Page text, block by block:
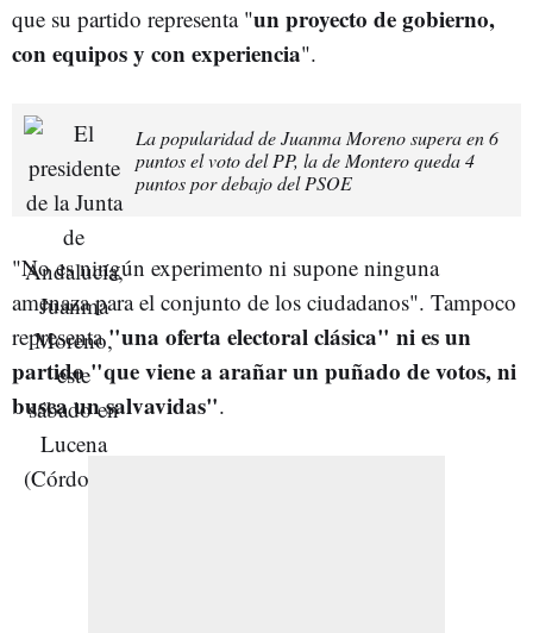
que su partido representa "un proyecto de gobierno,
con equipos y con experiencia".
La popularidad de Juanma Moreno supera en 6
puntos el voto del PP, la de Montero queda 4
puntos por debajo del PSOE
"No es ningún experimento ni supone ninguna
amenaza para el conjunto de los ciudadanos". Tampoco
representa"una oferta electoral clásica" ni es un
partido "que viene a arañar un puñado de votos, ni
busca un salvavidas".